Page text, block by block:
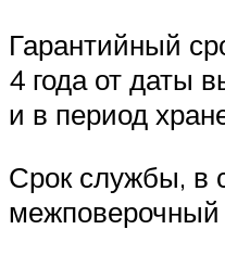
Гарантийный
4 года от даты
и в период
Срок службы, в
межповерочный